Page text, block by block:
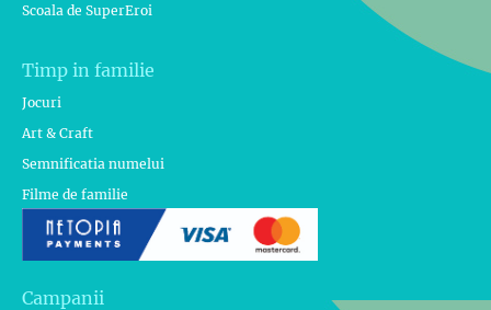
Scoala de SuperEroi
Timp in familie
Jocuri
Art & Craft
Semnificatia numelui
Filme de familie
Campanii